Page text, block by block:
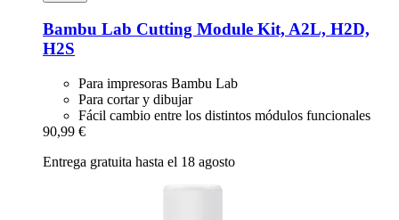
Bambu Lab Cutting Module Kit, A2L, H2D,
H2S
Para impresoras Bambu Lab
Para cortar y dibujar
Fácil cambio entre los distintos módulos funcionales
90,99 €
Entrega gratuita hasta el 18 agosto